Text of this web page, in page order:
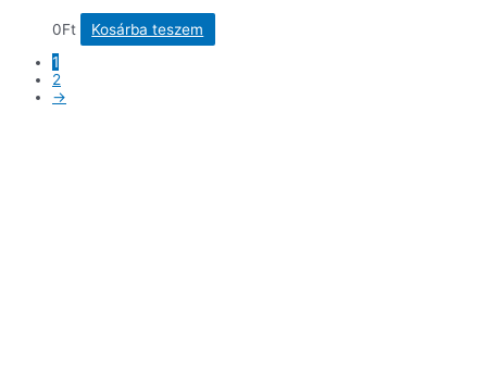
0Ft
Kosárba teszem
1
2
→